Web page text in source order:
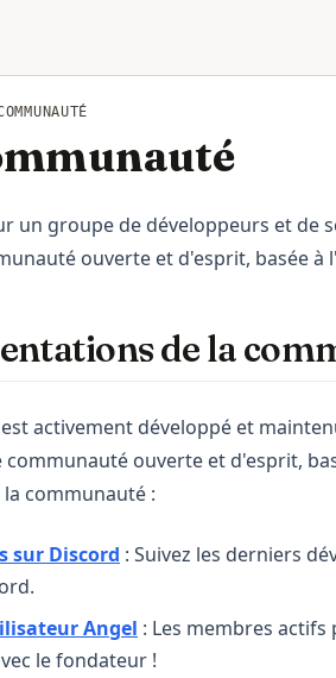
new tab)
un groupe de développeurs et de
ouverte et d'esprit, basée à
de la
activement développé et
communauté ouverte et d'esprit,
communauté :
sur Discord (opens in a new tab)
: Suivez les derniers
Angel : Les membres
le fondateur !